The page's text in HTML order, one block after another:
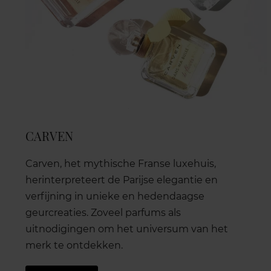
CARVEN
Carven, het mythische Franse luxehuis,
herinterpreteert de Parijse elegantie en
verfijning in unieke en hedendaagse
geurcreaties. Zoveel parfums als
uitnodigingen om het universum van het
merk te ontdekken.